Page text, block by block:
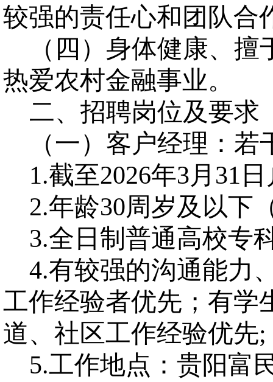
较强的责任心和团队合
（四）身体健康、
热爱农村金融事业。
二、招聘岗位及要求
（一）客户经理：若
1.截至2026年3月31
2.年龄30周岁及以下
3.全日制普通高校专
4.有较强的沟通能力
工作经验者优先；有学
道、社区工作经验优先;
5.工作地点： 贵阳富